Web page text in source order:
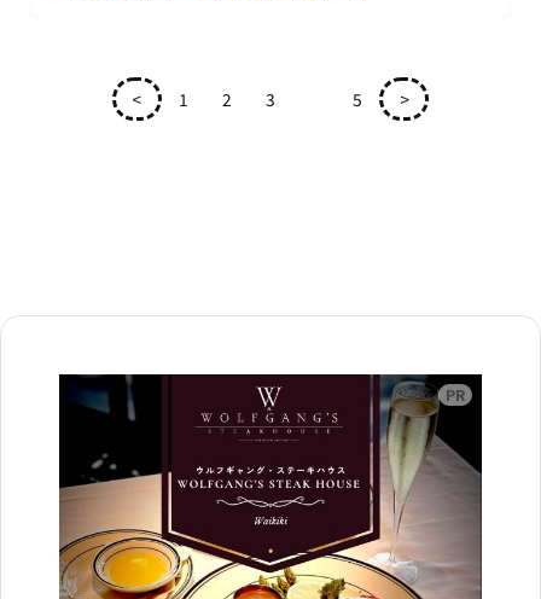
< 1 2 3 5 >
広告